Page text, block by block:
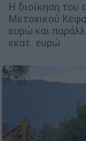
Η διοίκηση του
Μετοχικού
ευρώ και
εκατ. ευρώ